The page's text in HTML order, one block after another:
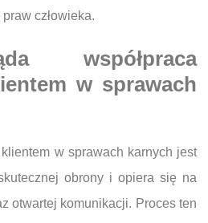
człowieka.
współpraca
w sprawach
w sprawach karnych jest
obrony i opiera się na
otwartej komunikacji. Proces ten